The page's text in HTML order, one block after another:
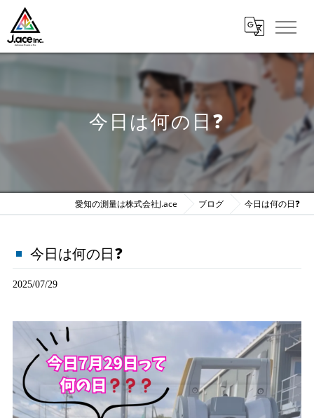
今日は何の日❓
愛知の測量は株式会社J.ace ブログ 今日は何の日❓
今日は何の日❓
2025/07/29